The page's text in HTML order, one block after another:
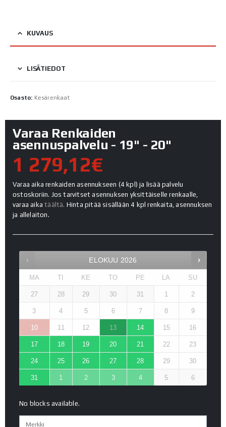
KUVAUS
LISÄTIEDOT
Osasto: Kesärenkaat
Varaa Renkaiden
asennuspalvelu - 19" - 20"
1 279,12€
Varaa aika renkaiden asennukseen (4 kpl) ja lisää palvelu
ostoskoriin. Jos tarvitset asennuksen yksittäiselle renkaalle,
varaa aikatäältä. Hinta pitää sisällään 4 kpl renkaita, asennuksen
ja allelaiton.
ELOKUU 2026
MA TI KE TO PE LA SU
27 28 29 30 31 1 2
3 4 5 6 7 8 9
10 11 12 13 14 15 16
17 18 19 20 21 22 23
24 25 26 27 28 29 30
31 1 2 3 4 5 6
No blocks available.